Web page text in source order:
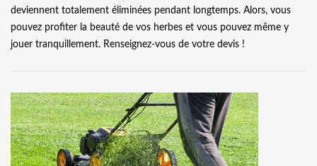
deviennent totalement éliminées pendant longtemps. Alors, vous
pouvez profiter la beauté de vos herbes et vous pouvez même y
jouer tranquillement. Renseignez-vous de votre devis !